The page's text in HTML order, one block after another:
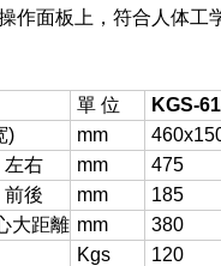
作面板上，符合人体工
單 位 KGS-
) mm
左右 mm
475
前後
mm
185
大距離 mm
380
Kgs 120